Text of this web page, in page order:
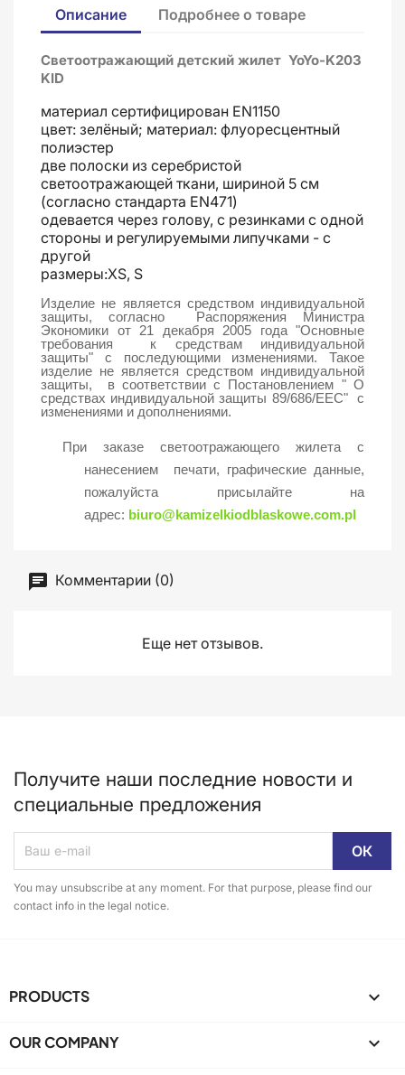
Описание Подробнее о товаре
Cветоотражающий детский жилет YoYo-K203
KID
материал сертифицирован EN1150
цвет: зелёный; материал: флуоресцентный
полиэстер
две полоски из серебристой
светоотражающей ткани, шириной 5 см
(согласно стандарта EN471)
одевается через голову, с резинками с одной
стороны и регулируемыми липучками - с
другой
размеры:XS, S
Изделие не является средством индивидуальной
защиты, согласно Распоряжения Министра
Экономики от 21 декабря 2005 года "Основные
требования к средствам индивидуальной
защиты" с последующими изменениями. Такое
изделие не является средством индивидуальной
защиты, в соответствии с Постановлением " О
средствах индивидуальной защиты 89/686/EEC" с
изменениями и дополнениями.
При заказе светоотражающего жилета с
нанесением печати, графические данные,
пожалуйста присылайте на
адрес: biuro@kamizelkiodblaskowe.com.pl
Комментарии (0)
Еще нет отзывов.
Получите наши последние новости и
специальные предложения
You may unsubscribe at any moment. For that purpose, please find our
contact info in the legal notice.
PRODUCTS 
OUR COMPANY 